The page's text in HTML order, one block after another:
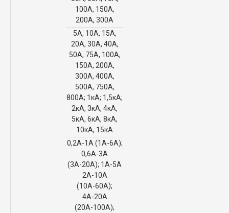
100А, 150А,
200А, 300А
5А, 10А, 15А,
20А, 30А, 40А,
50А, 75А, 100А,
150А, 200А,
300А, 400А,
500А, 750А,
800А; 1кА; 1,5кА;
2кА, 3кА, 4кА,
5кА, 6кА, 8кА,
10кА, 15кА
0,2А-1А (1А-6А);
0,6А-3А
(3А-20А); 1А-5А
2А-10А
(10А-60А);
4А-20А
(20А-100А);